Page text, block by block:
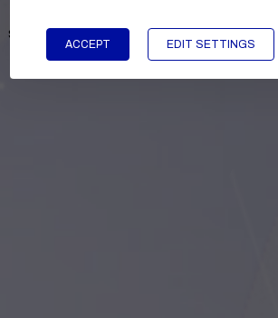
ACCEPT EDIT SETTINGS
szükséges gyógyszerek kifejlesztésére